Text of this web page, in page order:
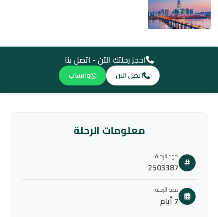
احجز رحلتك الآن - اتصل بنا
اتصل الآن واتساب
معلومات الرحلة
كود الرحلة
2503387
مدة الرحلة
7 أيام